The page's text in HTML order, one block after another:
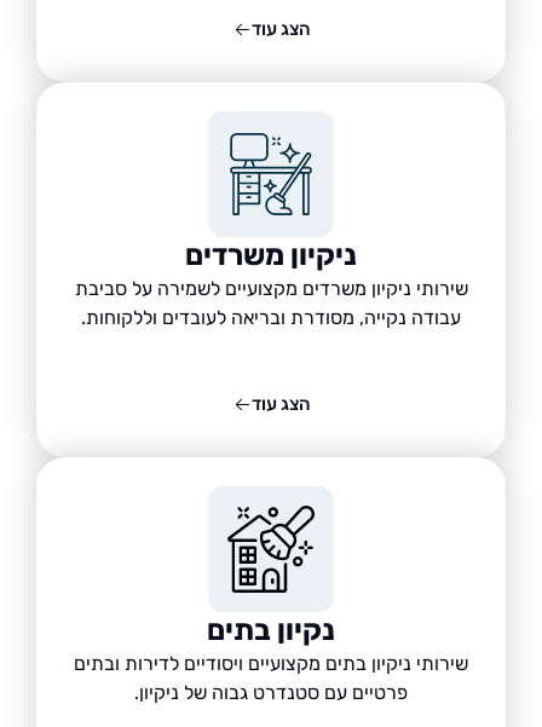
ניקיון משרדים
שירותי ניקיון משרדים מקצועיים לשמירה על סביבת
עבודה נקייה, מסודרת ובריאה לעובדים וללקוחות.
נקיון בתים
שירותי ניקיון בתים מקצועיים ויסודיים לדירות ובתים
פרטיים עם סטנדרט גבוה של ניקיון.